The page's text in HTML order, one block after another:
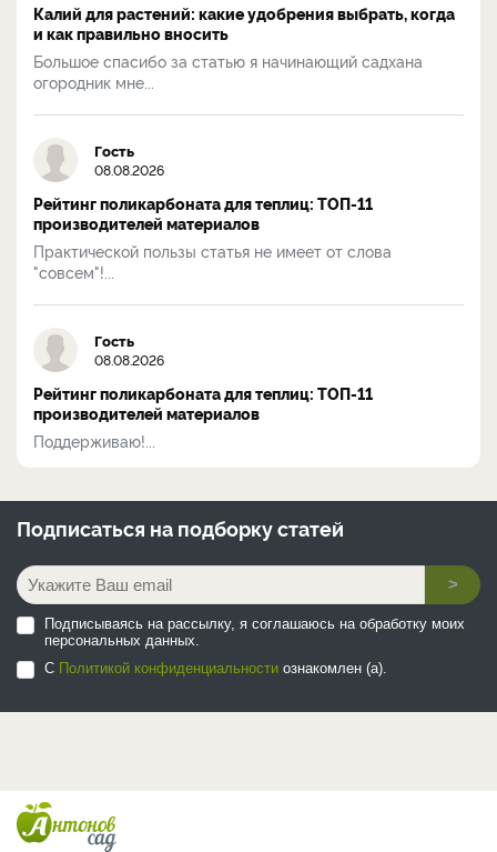
Калий для растений: какие удобрения выбрать, когда
и как правильно вносить
Большое спасибо за статью я начинающий садхана
огородник мне...
Гость
08.08.2026
Рейтинг поликарбоната для теплиц: ТОП-11
производителей материалов
Практической пользы статья не имеет от слова
"совсем"!...
Гость
08.08.2026
Рейтинг поликарбоната для теплиц: ТОП-11
производителей материалов
Поддерживаю!...
Подписаться на подборку статей
>
Подписываясь на рассылку, я соглашаюсь на обработку моих
персональных данных.
С Политикой конфиденциальности ознакомлен (а).